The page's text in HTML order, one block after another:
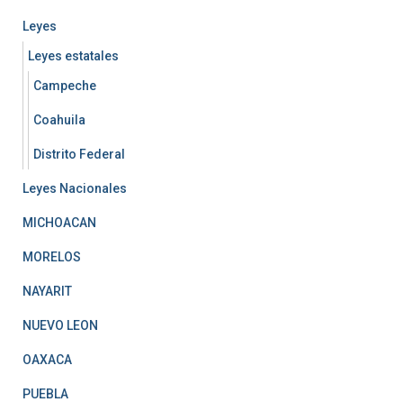
Leyes
Leyes estatales
Campeche
Coahuila
Distrito Federal
Leyes Nacionales
MICHOACAN
MORELOS
NAYARIT
NUEVO LEON
OAXACA
PUEBLA